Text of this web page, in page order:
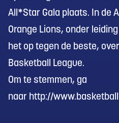
All*Star Gala plaats. In de
Orange Lions, onder
het op tegen de beste,
Basketball League.
Om te stemmen, ga
naar http://